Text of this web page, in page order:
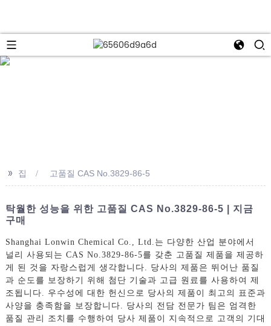
>> 집 고품질 CAS No.3829-86-5
탁월한 성능을 위한 고품질 CAS No.3829-86-5 | 지금
구매
Shanghai Lonwin Chemical Co., Ltd.는 다양한 산업 분야에서
널리 사용되는 CAS No.3829-86-5를 갖춘 고품질 제품을 제공하
게 된 것을 자랑스럽게 생각합니다. 당사의 제품은 뛰어난 품질
과 순도를 보장하기 위해 첨단 기술과 고급 원료를 사용하여 제
조됩니다. 우수성에 대한 헌신으로 당사의 제품이 최고의 표준과
사양을 충족함을 보장합니다. 당사의 전담 전문가 팀은 엄격한
품질 관리 조치를 수행하여 당사 제품이 지속적으로 고객의 기대